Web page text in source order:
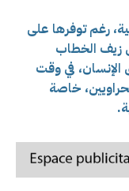
رغم توفرها على
زيف الخطاب
في وقت
خاصة